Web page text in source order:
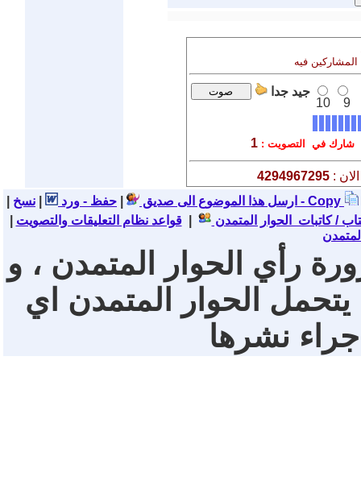
فيه
9
10
جيد جدا
شارك في التصويت : 1
:
4294967295
ارسل هذا الموضوع الى صديق حفظ - ورد نسخ - Copy
/ كاتبات الحوار المتمدن |قواعد نظام التعليقات والتصويت
رأي الحوار المتمدن ، و
يتحمل الحوار المتمدن اي
جراء نشرها